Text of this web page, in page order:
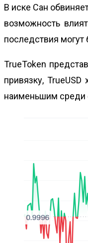
В иске Сан
возможность
последствия
TrueToken
привязку,
наименьшим среди